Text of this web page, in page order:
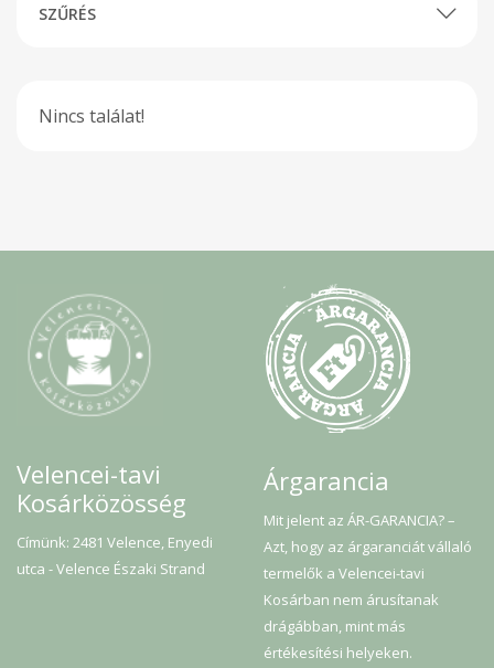
SZŰRÉS
Nincs találat!
Velencei-tavi
Kosárközösség
Címünk: 2481 Velence, Enyedi
utca - Velence Északi Strand
Árgarancia
Mit jelent az ÁR-GARANCIA? –
Azt, hogy az árgaranciát vállaló
termelők a Velencei-tavi
Kosárban nem árusítanak
drágábban, mint más
értékesítési helyeken.